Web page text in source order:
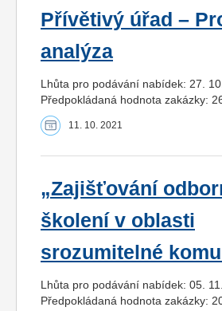
Přívětivý úřad –
analýza
Lhůta pro podávání nabídek: 27.
Předpokládaná hodnota zakázky:
11. 10. 2021
„Zajišťování
školení v oblasti
srozumitelné
Lhůta pro podávání nabídek: 05.
Předpokládaná hodnota zakázky: